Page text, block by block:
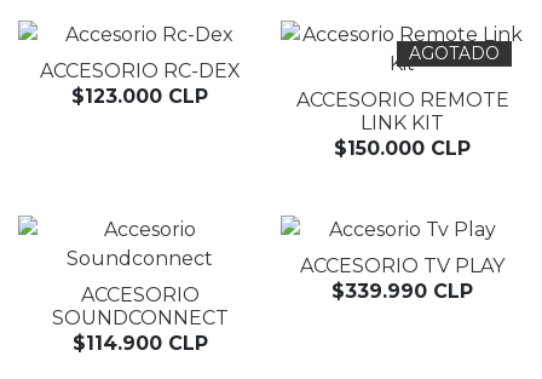
ACCESORIO RC-DEX
$123.000 CLP
AGOTADO
ACCESORIO REMOTE
LINK KIT
$150.000 CLP
ACCESORIO
SOUNDCONNECT
$114.900 CLP
ACCESORIO TV PLAY
$339.990 CLP